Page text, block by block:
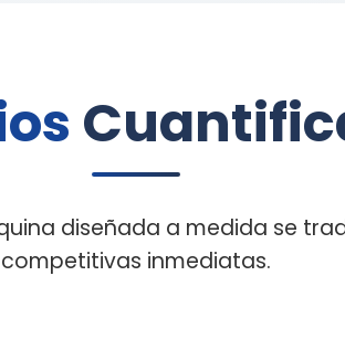
diseñada a medida se
competitivas inmediatas.